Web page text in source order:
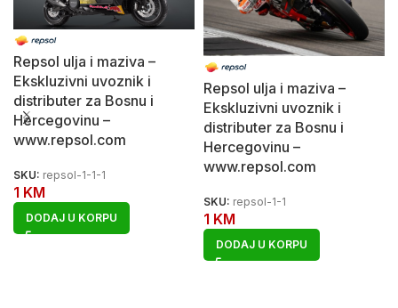
Repsol ulja i maziva –
Ekskluzivni uvoznik i
distributer za Bosnu i
Hercegovinu –
www.repsol.com
SKU: repsol-1-1-1
1 KM
DODAJ U KORPU
Repsol ulja i maziva –
Ekskluzivni uvoznik i
distributer za Bosnu i
Hercegovinu –
www.repsol.com
SKU: repsol-1-1
1 KM
DODAJ U KORPU